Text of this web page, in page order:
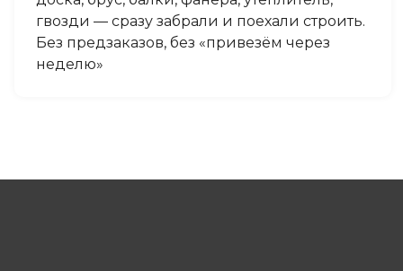
гвозди — сразу забрали и поехали строить.
Без предзаказов, без «привезём через
неделю»